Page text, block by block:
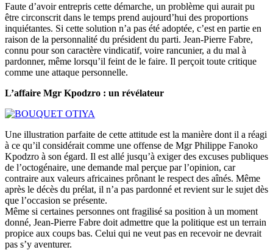
Faute d’avoir entrepris cette démarche, un problème qui aurait pu
être circonscrit dans le temps prend aujourd’hui des proportions
inquiétantes. Si cette solution n’a pas été adoptée, c’est en partie en
raison de la personnalité du président du parti. Jean-Pierre Fabre,
connu pour son caractère vindicatif, voire rancunier, a du mal à
pardonner, même lorsqu’il feint de le faire. Il perçoit toute critique
comme une attaque personnelle.
L’affaire Mgr Kpodzro : un révélateur
Une illustration parfaite de cette attitude est la manière dont il a réagi
à ce qu’il considérait comme une offense de Mgr Philippe Fanoko
Kpodzro à son égard. Il est allé jusqu’à exiger des excuses publiques
de l’octogénaire, une demande mal perçue par l’opinion, car
contraire aux valeurs africaines prônant le respect des aînés. Même
après le décès du prélat, il n’a pas pardonné et revient sur le sujet dès
que l’occasion se présente.
Même si certaines personnes ont fragilisé sa position à un moment
donné, Jean-Pierre Fabre doit admettre que la politique est un terrain
propice aux coups bas. Celui qui ne veut pas en recevoir ne devrait
pas s’y aventurer.